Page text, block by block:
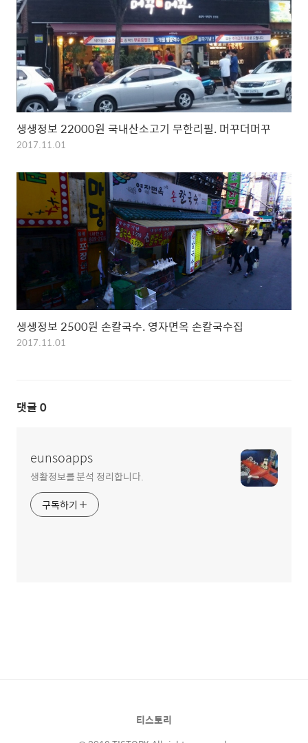
생생정보 22000원 국내산소고기 무한리필. 머꾸더머꾸
2017.11.01
생생정보 2500원 손칼국수. 영자면옥 손칼국수집
2017.11.01
댓글 0
eunsoapps
생활정보를 분석 정리합니다.
구독하기
티스토리